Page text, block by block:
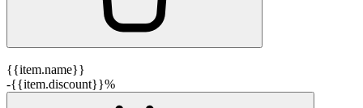
{{item.name}}
-{{item.discount}}%